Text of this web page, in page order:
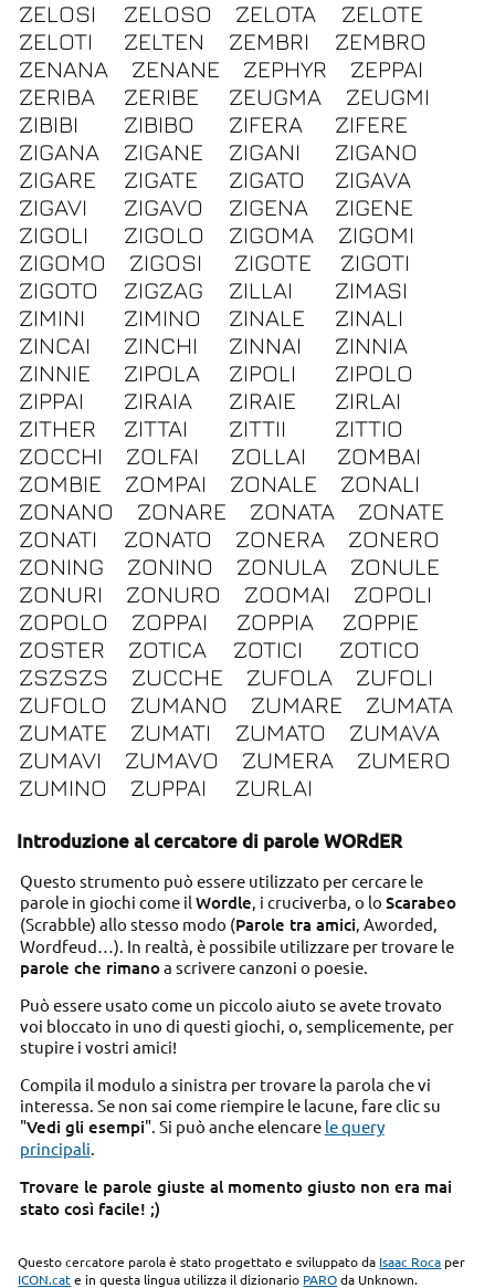
ZELOSI
ZELOSO ZELOTA
ZELOTE
ZELOTI
ZELTEN ZEMBRI
ZEMBRO
ZENANA
ZENANE ZEPHYR
ZEPPAI
ZERIBA
ZERIBE ZEUGMA
ZEUGMI
ZIBIBI
ZIBIBO ZIFERA
ZIFERE
ZIGANA
ZIGANE ZIGANI
ZIGANO
ZIGARE
ZIGATE ZIGATO
ZIGAVA
ZIGAVI
ZIGAVO ZIGENA
ZIGENE
ZIGOLI
ZIGOLO ZIGOMA
ZIGOMI
ZIGOMO
ZIGOSI ZIGOTE
ZIGOTI
ZIGOTO
ZIGZAG ZILLAI
ZIMASI
ZIMINI
ZIMINO ZINALE
ZINALI
ZINCAI
ZINCHI ZINNAI
ZINNIA
ZINNIE
ZIPOLA ZIPOLI
ZIPOLO
ZIPPAI
ZIRAIA ZIRAIE
ZIRLAI
ZITHER
ZITTAI ZITTII
ZITTIO
ZOCCHI
ZOLFAI ZOLLAI
ZOMBAI
ZOMBIE
ZOMPAI ZONALE
ZONALI
ZONANO
ZONARE ZONATA
ZONATE
ZONATI
ZONATO ZONERA
ZONERO
ZONING
ZONINO ZONULA
ZONULE
ZONURI
ZONURO ZOOMAI
ZOPOLI
ZOPOLO
ZOPPAI ZOPPIA
ZOPPIE
ZOSTER
ZOTICA ZOTICI
ZOTICO
ZSZSZS
ZUCCHE ZUFOLA
ZUFOLI
ZUFOLO
ZUMANO ZUMARE
ZUMATA
ZUMATE
ZUMATI ZUMATO
ZUMAVA
ZUMAVI
ZUMAVO ZUMERA
ZUMERO
ZUMINO
ZUPPAI ZURLAI
Introduzione al cercatore di parole WORdER
Questo strumento può essere utilizzato per cercare le
parole in giochi come il Wordle , i cruciverba, o lo Scarabeo
(Scrabble) allo stesso modo (Parole tra amici , Aworded,
Wordfeud…). In realtà, è possibile utilizzare per trovare le
parole che rimanoa scrivere canzoni o poesie.
Può essere usato come un piccolo aiuto se avete trovato
voi bloccato in uno di questi giochi, o, semplicemente, per
stupire i vostri amici!
Compila il modulo a sinistra per trovare la parola che vi
interessa. Se non sai come riempire le lacune, fare clic su
"Vedi gli esempi". Si può anche elencare le query
principali.
Trovare le parole giuste al momento giusto non era mai
stato così facile! ;)
Questo cercatore parola è stato progettato e sviluppato da Isaac Roca per
ICON.cate in questa lingua utilizza il dizionario PAROda Unknown.